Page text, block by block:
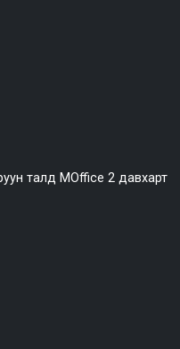
талд MOffice 2 давхарт